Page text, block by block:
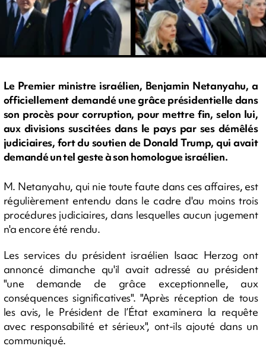
Le Premier ministre israélien, Benjamin Netanyahu, a
officiellement demandé une grâce présidentielle dans
son procès pour corruption, pour mettre fin, selon lui,
aux divisions suscitées dans le pays par ses démêlés
judiciaires, fort du soutien de Donald Trump, qui avait
demandé un tel geste à son homologue israélien.
M. Netanyahu, qui nie toute faute dans ces affaires, est
régulièrement entendu dans le cadre d'au moins trois
procédures judiciaires, dans lesquelles aucun jugement
n'a encore été rendu.
Les services du président israélien Isaac Herzog ont
annoncé dimanche qu'il avait adressé au président
"une demande de grâce exceptionnelle, aux
conséquences significatives". "Après réception de tous
les avis, le Président de l’État examinera la requête
avec responsabilité et sérieux", ont-ils ajouté dans un
communiqué.